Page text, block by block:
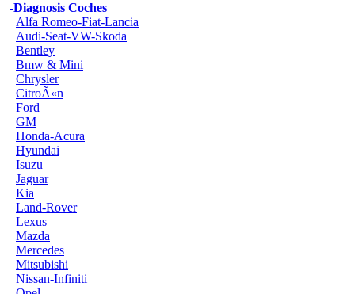
-Diagnosis Coches
Alfa Romeo-Fiat-Lancia
Audi-Seat-VW-Skoda
Bentley
Bmw & Mini
Chrysler
CitroÃ«n
Ford
GM
Honda-Acura
Hyundai
Isuzu
Jaguar
Kia
Land-Rover
Lexus
Mazda
Mercedes
Mitsubishi
Nissan-Infiniti